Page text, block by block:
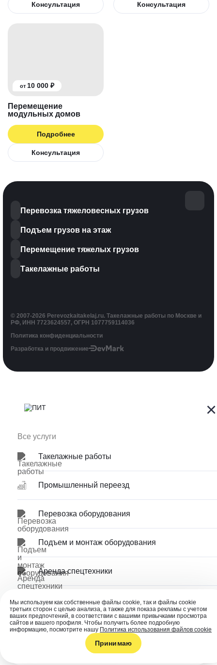
×
Такелажные работы
Промышленный переезд
Перевозка оборудования
Подъем и монтаж оборудования
Аренда спецтехники
О компании Выполненные проекты
Отзывы клиентов Реквизиты
Позвонить Написать
Консультация Консультация
от 10 000 ₽
Перемещение
модульных домов
Подробнее
Консультация
Перевозка тяжеловесных грузов
Подъем грузов на этаж
Перемещение тяжелых грузов
Такелажные работы
© 2007-2026 Perevozkaitakelaj.ru. Такелажные работы по Москве и
РФ, ИНН 7723624557, ОГРН 1077759114036
Политика конфиденциальности
Разработка и продвижение
Мы используем как собственные файлы cookie, так и файлы cookie
третьих сторон с целью анализа, а также для показа рекламы с учетом
ваших предпочтений, в соответствии с вашими привычками просмотра
сайтов и вашего профиля. Чтобы получить более подробную
информацию, посмотрите нашу Политика использования файлов cookie
Принимаю